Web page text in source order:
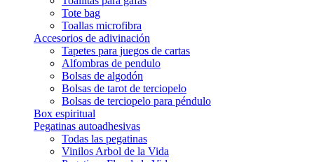
Tote bag
Toallas microfibra
Accesorios de adivinación
Tapetes para juegos de cartas
Alfombras de pendulo
Bolsas de algodón
Bolsas de tarot de terciopelo
Bolsas de terciopelo para péndulo
Box espiritual
Pegatinas autoadhesivas
Todas las pegatinas
Vinilos Arbol de la Vida